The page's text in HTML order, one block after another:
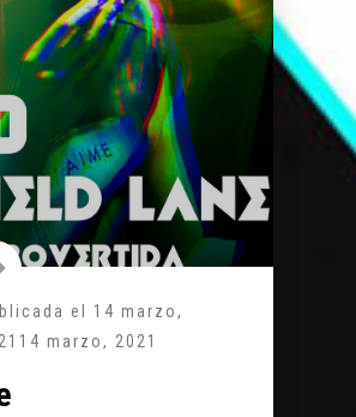
el 14 marzo,
14 marzo, 2021